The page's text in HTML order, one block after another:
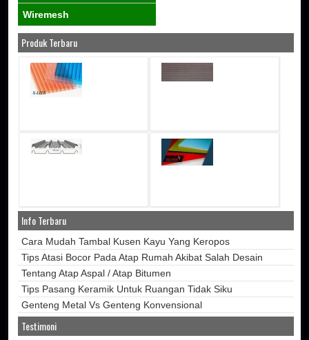
Wiremesh
Produk Terbaru
Info Terbaru
Cara Mudah Tambal Kusen Kayu Yang Keropos
Tips Atasi Bocor Pada Atap Rumah Akibat Salah Desain
Tentang Atap Aspal / Atap Bitumen
Tips Pasang Keramik Untuk Ruangan Tidak Siku
Genteng Metal Vs Genteng Konvensional
Testimoni